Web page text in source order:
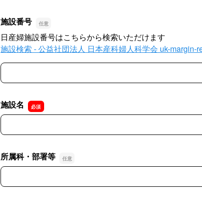
施設番号
日産婦施設番号はこちらから検索いただけます
施設検索 - 公益社団法人 日本産科婦人科学会 uk-margin-
施設番号
施設名
施設名
所属科・部署等
所属科・部署等